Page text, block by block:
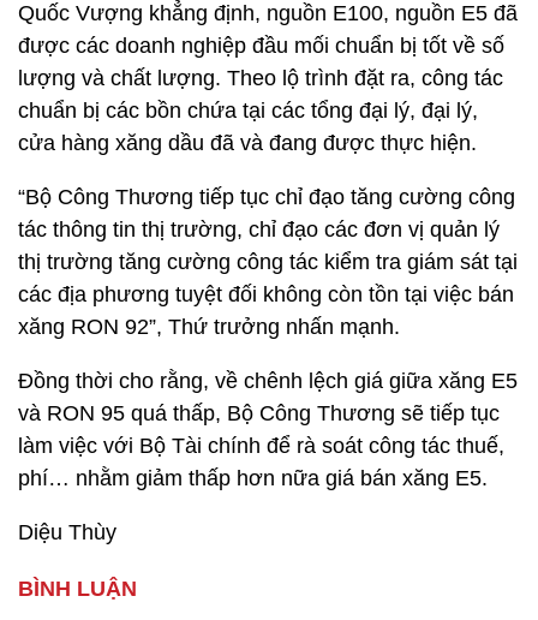
Quốc Vượng khẳng định, nguồn E100, nguồn E5 đã
được các doanh nghiệp đầu mối chuẩn bị tốt về số
lượng và chất lượng. Theo lộ trình đặt ra, công tác
chuẩn bị các bồn chứa tại các tổng đại lý, đại lý,
cửa hàng xăng dầu đã và đang được thực hiện.
“Bộ Công Thương tiếp tục chỉ đạo tăng cường công
tác thông tin thị trường, chỉ đạo các đơn vị quản lý
thị trường tăng cường công tác kiểm tra giám sát tại
các địa phương tuyệt đối không còn tồn tại việc bán
xăng RON 92”, Thứ trưởng nhấn mạnh.
Đồng thời cho rằng, về chênh lệch giá giữa xăng E5
và RON 95 quá thấp, Bộ Công Thương sẽ tiếp tục
làm việc với Bộ Tài chính để rà soát công tác thuế,
phí… nhằm giảm thấp hơn nữa giá bán xăng E5.
Diệu Thùy